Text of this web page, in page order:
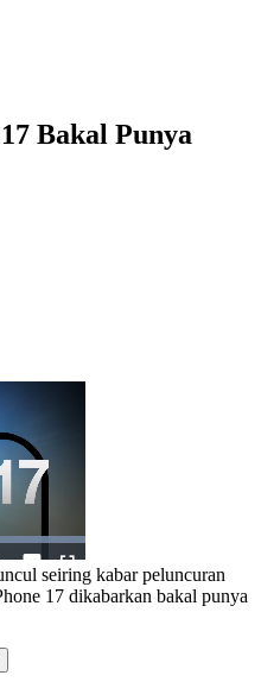
Bakal Punya
seiring kabar peluncuran
17 dikabarkan bakal punya